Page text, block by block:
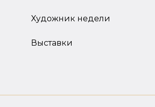
Художник недели
Выставки